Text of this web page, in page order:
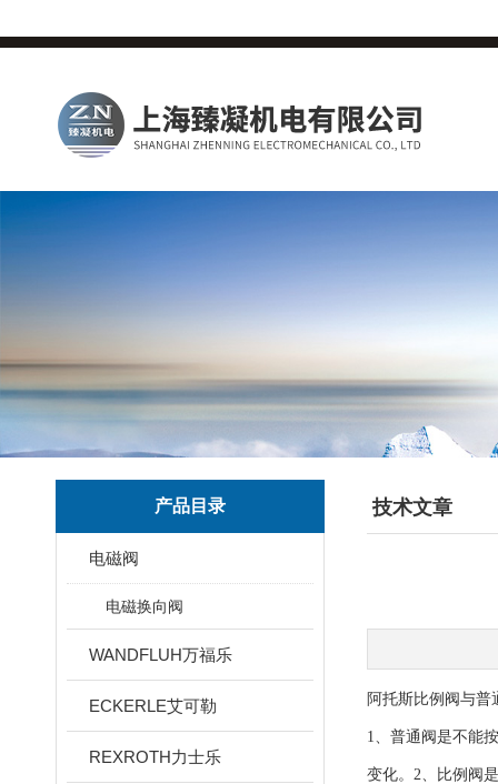
产品目录
电磁阀
电磁换向阀
WANDFLUH万福乐
ECKERLE艾可勒
REXROTH力士乐
技术文章
阿托斯比例阀与普
1、普通阀是不能
变化。2、比例阀